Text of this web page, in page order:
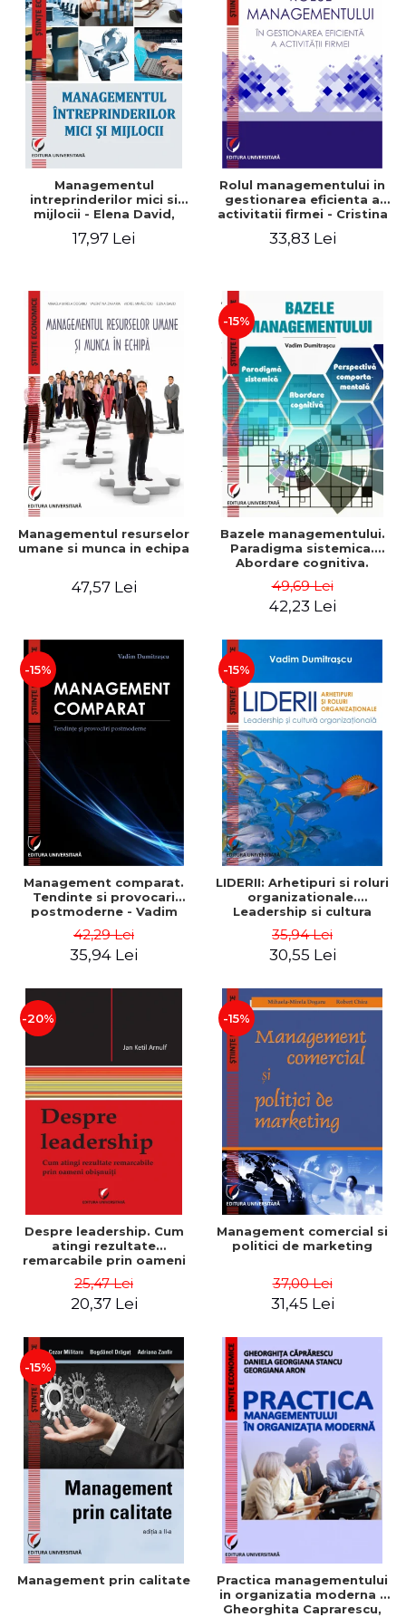
Managementul
intreprinderilor mici si
mijlocii - Elena David,
Roxana Carmen Ionescu,
17,97 Lei
Rolul managementului in
gestionarea eficienta a
activitatii firmei - Cristina
Gabriel Nastase, Mihaela-
33,83 Lei
Managementul resurselor
umane si munca in echipa
47,57 Lei
-15%
Bazele managementului.
Paradigma sistemica.
Abordare cognitiva.
comportamentala - Vadim
Dumitrascu
49,69 Lei
42,23 Lei
-15%
Management comparat.
Tendinte si provocari
postmoderne - Vadim
42,29 Lei
35,94 Lei
-15%
LIDERII: Arhetipuri si roluri
organizationale.
Leadership si cultura
Dumitrascu
35,94 Lei
30,55 Lei
-20%
Despre leadership. Cum
atingi rezultate
remarcabile prin oameni
25,47 Lei
20,37 Lei
-15%
Management comercial si
politici de marketing
37,00 Lei
31,45 Lei
-15%
Management prin calitate
Practica managementului
in organizatia moderna -
Gheorghita Caprarescu,